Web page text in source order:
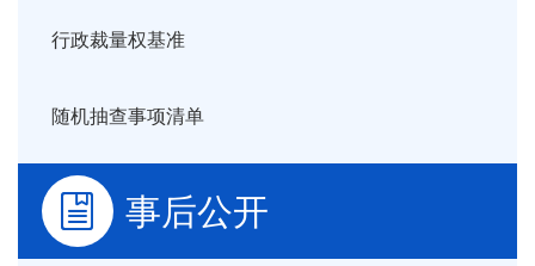
行政裁量权基准
随机抽查事项清单
事后公开